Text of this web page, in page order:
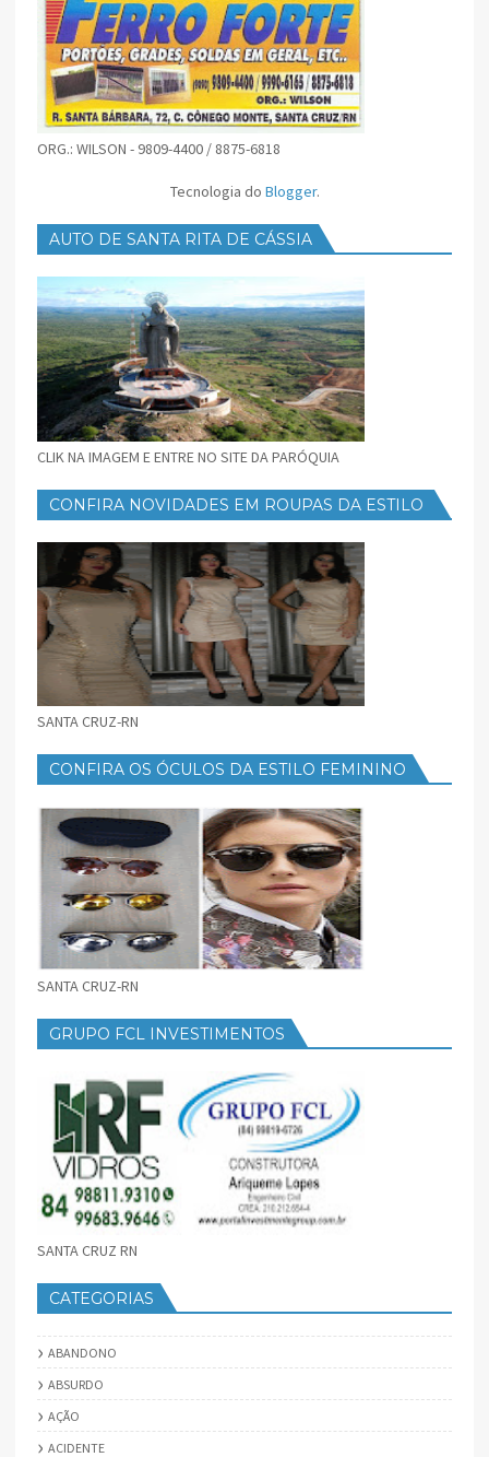
ORG.: WILSON - 9809-4400 / 8875-6818
Tecnologia do Blogger.
AUTO DE SANTA RITA DE CÁSSIA
CLIK NA IMAGEM E ENTRE NO SITE DA PARÓQUIA
CONFIRA NOVIDADES EM ROUPAS DA ESTILO
SANTA CRUZ-RN
CONFIRA OS ÓCULOS DA ESTILO FEMININO
SANTA CRUZ-RN
GRUPO FCL INVESTIMENTOS
SANTA CRUZ RN
CATEGORIAS
ABANDONO
ABSURDO
AÇÃO
ACIDENTE